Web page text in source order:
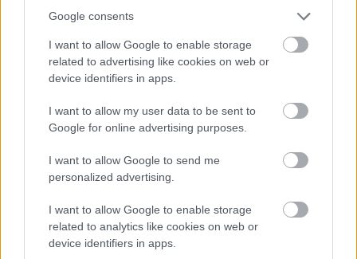
Google consents
I want to allow Google to enable storage
related to advertising like cookies on web or
device identifiers in apps.
I want to allow my user data to be sent to
Google for online advertising purposes.
I want to allow Google to send me
personalized advertising.
I want to allow Google to enable storage
related to analytics like cookies on web or
device identifiers in apps.
Elfáradni sincs idejük a
fogyatékossággal élő gyereket
nevelő szülőknek
Eljutni a fogorvoshoz, új mosógépet nézni, ha a régi
elromlott, rendszeresen bejárni egy munkahelyre –
ezek hétköznapi dolgok, mégis vannak szülők,
akiknek hatalmas szervezést igényel, hogy mindezt
megoldják, pedig már nem kicsi gyereket nevelnek.